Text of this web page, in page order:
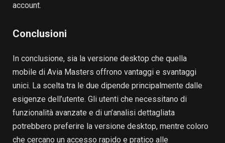
account.
Conclusioni
In conclusione, sia la versione desktop che quella
mobile di Avia Masters offrono vantaggi e svantaggi
unici. La scelta tra le due dipende principalmente dalle
esigenze dell’utente. Gli utenti che necessitano di
funzionalità avanzate e di un’analisi dettagliata
potrebbero preferire la versione desktop, mentre coloro
che cercano un accesso rapido e pratico alle